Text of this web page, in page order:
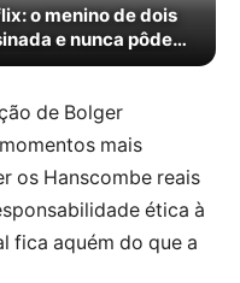
o menino de dois
e nunca pôde
de Bolger
mais
os Hanscombe reais
ética à
fica aquém do que a